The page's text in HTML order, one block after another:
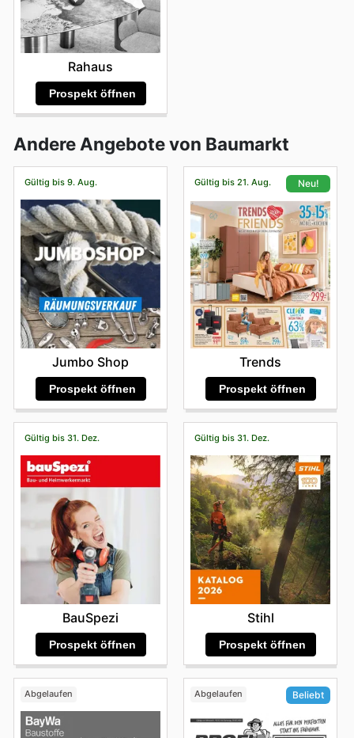
Rahaus
Prospekt öffnen
Andere Angebote von Baumarkt
Gültig bis 9. Aug.
Jumbo Shop
Prospekt öffnen
Gültig bis 21. Aug. Neu!
Trends
Prospekt öffnen
Gültig bis 31. Dez.
BauSpezi
Prospekt öffnen
Gültig bis 31. Dez.
Stihl
Prospekt öffnen
Abgelaufen Abgelaufen Beliebt